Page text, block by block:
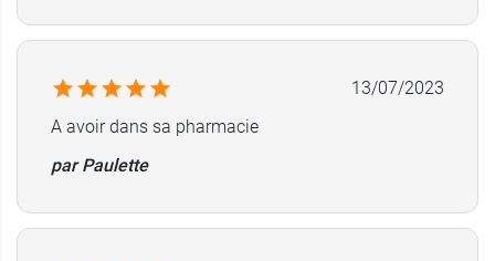
13/07/2023
A avoir dans sa pharmacie
par Paulette